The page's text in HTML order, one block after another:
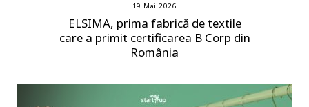
19 Mai 2026
ELSIMA, prima fabrică de textile
care a primit certificarea B Corp din
România